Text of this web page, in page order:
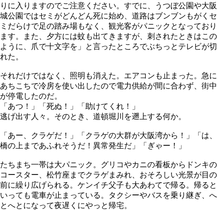
りに入りますのでご注意ください。すでに、うつぼ公園や大阪
城公園ではセミがどんどん死に始め、道路はブンブンもがくセ
ミだらけで足の踏み場もなく、観光客がパニックとなっており
ます。また、夕方には蚊も出てきますが、刺されたときはこの
ように、爪で十文字を」と言ったところでぶちっとテレビが切
れた。
それだけではなく、照明も消えた。エアコンも止まった。急に
あちこちで冷房を使い出したので電力供給が間に合わず、街中
が停電したのだ。
「あつ！」「死ぬ！」「助けてくれ！」
逃げ出す人々。そのとき、道頓堀川を遡上する何か。
「あー、クラゲだ！」「クラゲの大群が大阪湾から！」「は、
橋の上まであふれそうだ！異常発生だ」「ぎゃー！」
たちまち一帯は大パニック。グリコやカニの看板からドンキの
コースター、松竹座までクラゲまみれ、おそろしい光景が目の
前に繰り広げられる。ケンイチ父子も大あわてで帰る。帰ると
いっても電車が止まっている。タクシーやバスを乗り継ぎ、へ
とへとになって夜遅くにやっと帰宅。